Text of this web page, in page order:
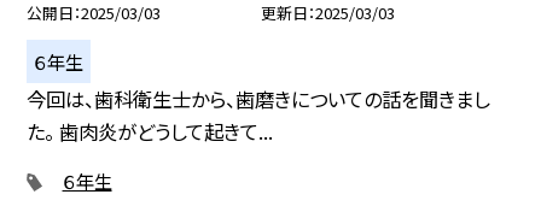
公開日 2025/03/03 更新日 2025/03/03
６年生
今回は、歯科衛生士から、歯磨きについての話を聞きまし
た。 歯肉炎がどうして起きて...
６年生